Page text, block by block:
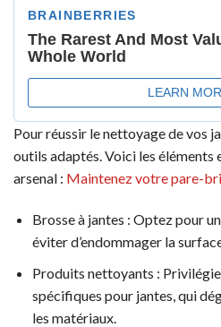
Pour réussir le nettoyage de vos
outils adaptés. Voici les éléments
arsenal : Maintenez votre pare-
Brosse à jantes : Optez pour
éviter d’endommager la
Produits nettoyants :
spécifiques pour jantes, qui
les matériaux.